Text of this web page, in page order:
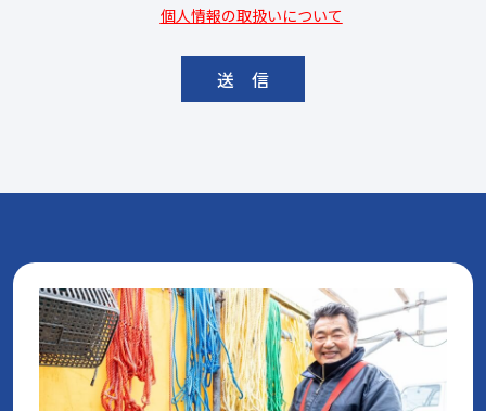
個人情報の取扱いについて
送 信